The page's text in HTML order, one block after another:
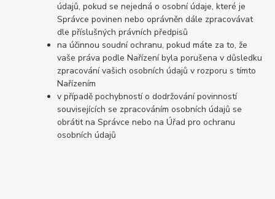
údajů, pokud se nejedná o osobní údaje, které je
Správce povinen nebo oprávněn dále zpracovávat
dle příslušných právních předpisů
na účinnou soudní ochranu, pokud máte za to, že
vaše práva podle Nařízení byla porušena v důsledku
zpracování vašich osobních údajů v rozporu s tímto
Nařízením
v případě pochybností o dodržování povinností
souvisejících se zpracováním osobních údajů se
obrátit na Správce nebo na Úřad pro ochranu
osobních údajů